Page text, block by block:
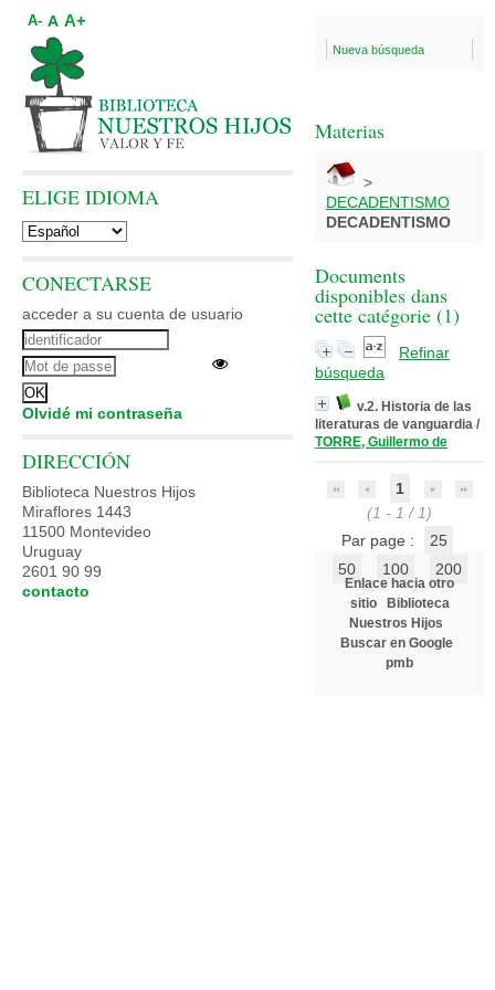
Nueva búsqueda
Materias
>
DECADENTISMO
DECADENTISMO
Documents
disponibles dans
cette catégorie (1)
Refinar
búsqueda
v.2. Historia de las
literaturas de vanguardia /
TORRE, Guillermo de
1
(1 - 1 / 1)
Par page :
25
50
100 200
Enlace hacia otro
sitio
Biblioteca
Nuestros Hijos
Buscar en Google
pmb
A- A A+
ELIGE IDIOMA
CONECTARSE
acceder a su cuenta de usuario
Olvidé mi contraseña
DIRECCIÓN
Biblioteca Nuestros Hijos
Miraflores 1443
11500 Montevideo
Uruguay
2601 90 99
contacto